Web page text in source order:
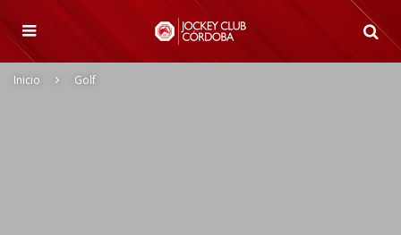
Inicio Golf